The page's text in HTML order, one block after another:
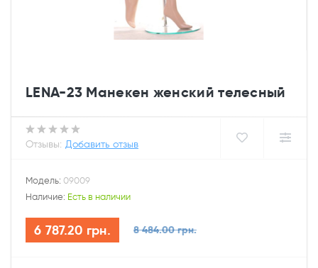
LENA-23 Манекен женский телесный
Отзывы: Добавить отзыв
Модель: 09009
Наличие: Есть в наличии
6 787.20 грн. 8 484.00 грн.